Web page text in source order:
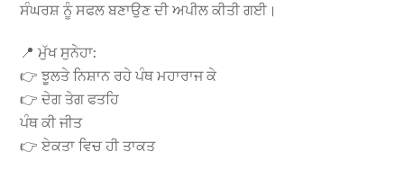
ਸੰਘਰਸ਼ ਨੂੰ ਸਫਲ ਬਣਾਉਣ ਦੀ ਅਪੀਲ ਕੀਤੀ ਗਈ।
📍 ਮੁੱਖ ਸੁਨੇਹਾ:
👉 ਝੂਲਤੇ ਨਿਸ਼ਾਨ ਰਹੇ ਪੰਥ ਮਹਾਰਾਜ ਕੇ
👉 ਦੇਗ ਤੇਗ ਫਤਹਿ
ਪੰਥ ਕੀ ਜੀਤ
👉 ਏਕਤਾ ਵਿਚ ਹੀ ਤਾਕਤ